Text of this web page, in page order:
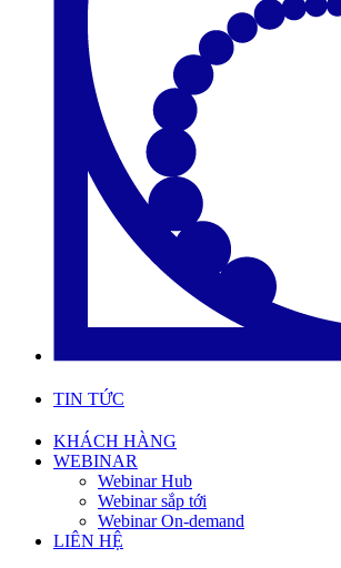
TIN TỨC
KHÁCH HÀNG
WEBINAR
Webinar Hub
Webinar sắp tới
Webinar On-demand
LIÊN HỆ